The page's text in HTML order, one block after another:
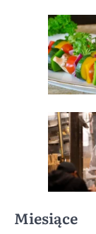
Miesiące